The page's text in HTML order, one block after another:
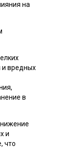
на
и вредных
в
и
что